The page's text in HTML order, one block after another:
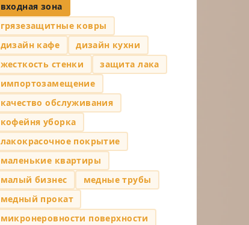
входная зона
грязезащитные ковры
дизайн кафе
дизайн кухни
жесткость стенки
защита лака
импортозамещение
качество обслуживания
кофейня уборка
лакокрасочное покрытие
маленькие квартиры
малый бизнес
медные трубы
медный прокат
микронеровности поверхности